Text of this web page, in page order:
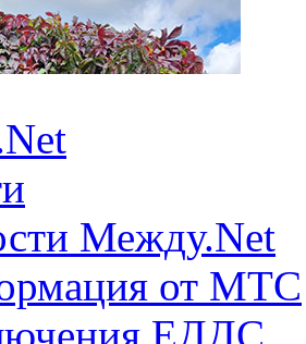
Между.Net
от МТС